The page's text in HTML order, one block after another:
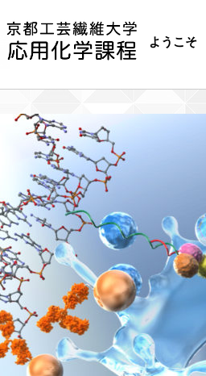
ようこそ